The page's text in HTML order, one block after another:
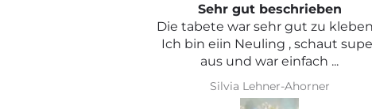
Sehr schön und von toller Qualität
Iris Griese